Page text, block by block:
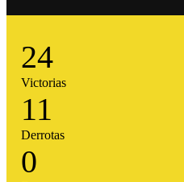
24
Victorias
11
Derrotas
0